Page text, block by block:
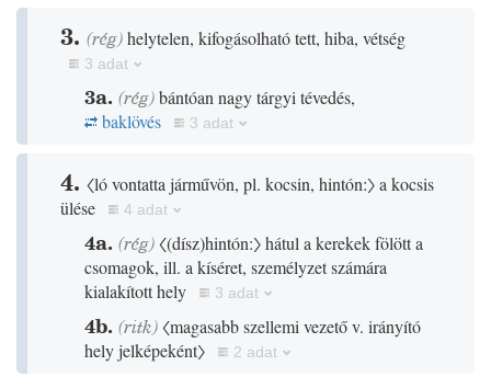
3. (rég)helytelen, kifogásolható tett, hiba, vétség
3 adat
3a. (rég)bántóan nagy tárgyi tévedés,
baklövés
3 adat
4. 〈ló vontatta járművön, pl. kocsin, hintón:〉a kocsis
ülése
4 adat
4a. (rég)〈(dísz)hintón:〉hátul a kerekek fölött a
csomagok, ill. a kíséret, személyzet számára
kialakított hely
3 adat
4b. (ritk)〈magasabb szellemi vezető v. irányító
hely jelképeként〉
2 adat